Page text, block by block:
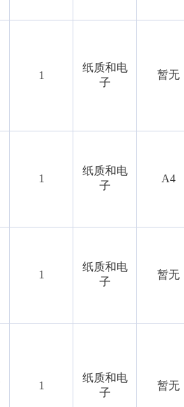
1
纸质和电
子
暂无
1
纸质和电
子
A4
1
纸质和电
子
暂无
1
纸质和电
子
暂无